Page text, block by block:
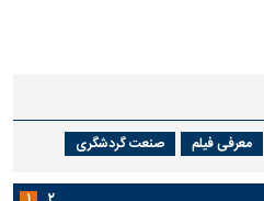
معرفی فیلم صنعت گردشگری